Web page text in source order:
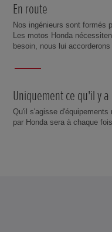
En route
Nos ingénieurs sont formés
Les motos Honda
besoin, nous lui
Uniquement ce qu'il y
Qu'il s'agisse
par Honda sera à chaque